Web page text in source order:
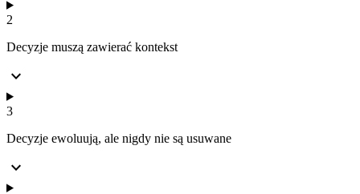
2
Decyzje muszą zawierać kontekst
expand_more
3
Decyzje ewoluują, ale nigdy nie są usuwane
expand_more